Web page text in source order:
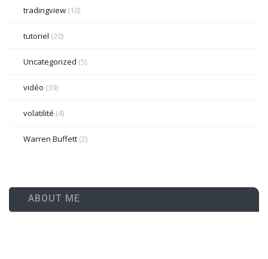
tradingview (10)
tutoriel (20)
Uncategorized (5)
vidéo (39)
volatilité (4)
Warren Buffett (2)
ABOUT ME